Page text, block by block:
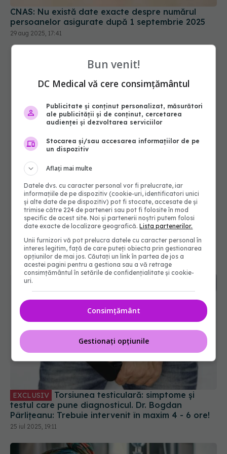
EXCLUSIV
testul care pune diagnosticul. Dr. Bogdan
Pârlițeanu: Trebuie intervenit în maxim 4 - 6 ore!
25 iul 2025, 19:11
Bun venit!
DC Medical vă cere consimțământul
Publicitate și conținut personalizat, măsurători
ale publicității și de conținut, cercetarea
audienței și dezvoltarea serviciilor
Stocarea și/sau accesarea informațiilor de pe
un dispozitiv
Aflați mai multe
Datele dvs. cu caracter personal vor fi prelucrate, iar
informațiile de pe dispozitiv (cookie-uri, identificatori unici
și alte date de pe dispozitiv) pot fi stocate, accesate de și
trimise către 224 de parteneri sau pot fi folosite în mod
specific de acest site. Noi și partenerii noștri putem folosi
date exacte de localizare geografică.Lista partenerilor.
Unii furnizori vă pot prelucra datele cu caracter personal în
interes legitim, față de care puteți obiecta prin gestionarea
opțiunilor de mai jos. Căutați un link în partea de jos a
acestei pagini pentru a gestiona sau a vă retrage
consimțământul în setările de confidențialitate și cookie-
uri.
Consimțământ
Gestionați opțiunile